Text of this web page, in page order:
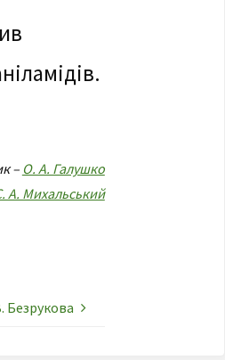
– О. А. Галушко
А. Михальський
Безрукова